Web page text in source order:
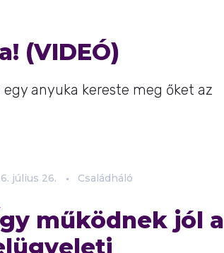
(VIDEÓ)
anyuka kereste meg őket az
július 26. Családháló
működnek jól a